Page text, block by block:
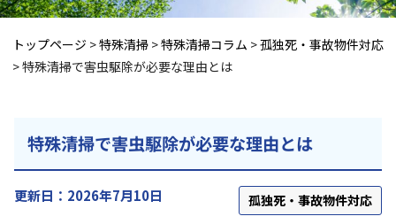
トップページ >特殊清掃 >特殊清掃コラム >孤独死・事故物件対応
>特殊清掃で害虫駆除が必要な理由とは
特殊清掃で害虫駆除が必要な理由とは
更新日：2026年7月10日 孤独死・事故物件対応